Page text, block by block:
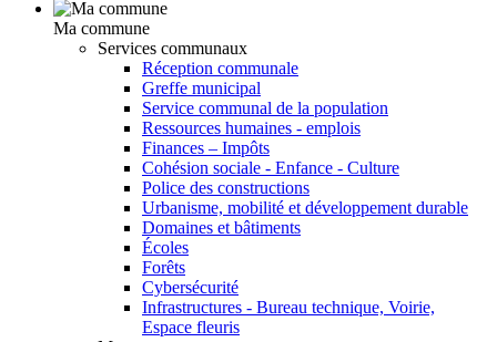
Ma commune
Services communaux
Réception communale
Greffe municipal
Service communal de la population
Ressources humaines - emplois
Finances – Impôts
Cohésion sociale - Enfance - Culture
Police des constructions
Urbanisme, mobilité et développement durable
Domaines et bâtiments
Écoles
Forêts
Cybersécurité
Infrastructures - Bureau technique, Voirie,
Espace fleuris